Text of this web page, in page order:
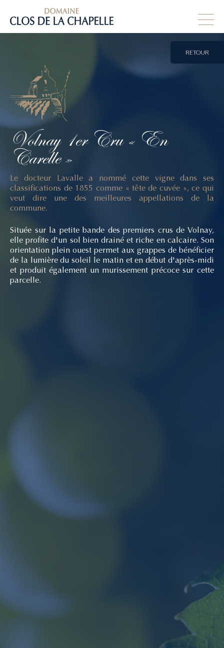
Volnay 1er Cru « En
Carelle »
Le docteur Lavalle a nommé cette vigne dans ses
classifications de 1855 comme « tête de cuvée », ce qui
veut dire une des meilleures appellations de la
commune.
Située sur la petite bande des premiers crus de Volnay,
elle profite d'un sol bien drainé et riche en calcaire. Son
orientation plein ouest permet aux grappes de bénéficier
de la lumière du soleil le matin et en début d'après-midi
et produit également un murissement précoce sur cette
parcelle.
RETOUR